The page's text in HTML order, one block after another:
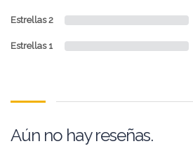
Estrellas 2
Estrellas 1
Aún no hay reseñas.